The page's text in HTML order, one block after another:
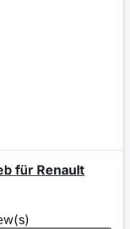
für Renault